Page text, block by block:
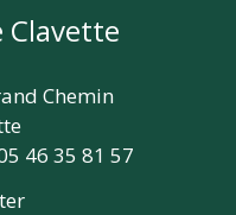
Clavette
Chemin
46 35 81 57